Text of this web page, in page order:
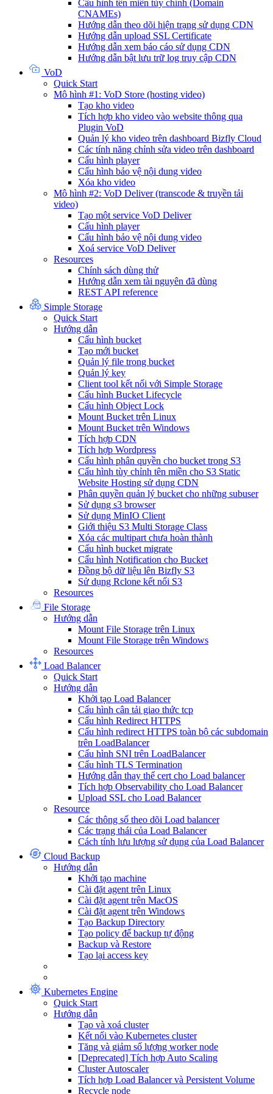
Cấu hình tên miền tùy chỉnh (Domain
CNAMEs)
Hướng dẫn theo dõi hiện trạng sử dụng CDN
Hướng dẫn upload SSL Certificate
Hướng dẫn xem báo cáo sử dụng CDN
Hướng dẫn bật lưu trữ log truy cập CDN
VoD
Quick Start
Mô hình #1: VoD Store (hosting video)
Tạo kho video
Tích hợp kho video vào website thông qua
Plugin VoD
Quản lý kho video trên dashboard Bizfly Cloud
Các tính năng chỉnh sửa video trên dashboard
Cấu hình player
Cấu hình bảo vệ nội dung video
Xóa kho video
Mô hình #2: VoD Deliver (transcode & truyền tải
video)
Tạo một service VoD Deliver
Cấu hình player
Cấu hình bảo vệ nội dung video
Xoá service VoD Deliver
Resources
Chính sách dùng thử
Hướng dẫn xem tài nguyên đã dùng
REST API reference
Simple Storage
Quick Start
Hướng dẫn
Cấu hình bucket
Tạo mới bucket
Quản lý file trong bucket
Quản lý key
Client tool kết nối với Simple Storage
Cấu hình Bucket Lifecycle
Cấu hình Object Lock
Mount Bucket trên Linux
Mount Bucket trên Windows
Tích hợp CDN
Tích hợp Wordpress
Cấu hình phân quyền cho bucket trong S3
Cấu hình tùy chỉnh tên miền cho S3 Static
Website Hosting sử dụng CDN
Phân quyền quản lý bucket cho những subuser
Sử dụng s3 browser
Sử dụng MinIO Client
Giới thiệu S3 Multi Storage Class
Xóa các multipart chưa hoàn thành
Cấu hình bucket migrate
Cấu hình Notification cho Bucket
Đồng bộ dữ liệu lên Bizfly S3
Sử dụng Rclone kết nối S3
Resources
File Storage
Hướng dẫn
Mount File Storage trên Linux
Mount File Storage trên Windows
Resources
Load Balancer
Quick Start
Hướng dẫn
Khởi tạo Load Balancer
Cấu hình cân tải giao thức tcp
Cấu hình Redirect HTTPS
Cấu hình redirect HTTPS toàn bộ các subdomain
trên LoadBalancer
Cấu hình SNI trên LoadBalancer
Cấu hình TLS Termination
Hướng dẫn thay thế cert cho Load balancer
Tích hợp Observability cho Load Balancer
Upload SSL cho Load Balancer
Resource
Các thông số theo dõi Load balancer
Các trạng thái của Load Balancer
Cách tính lưu lượng sử dụng của Load Balancer
Cloud Backup
Hướng dẫn
Khởi tạo machine
Cài đặt agent trên Linux
Cài đặt agent trên MacOS
Cài đặt agent trên Windows
Tạo Backup Directory
Tạo policy để backup tự động
Backup và Restore
Tạo lại access key
Kubernetes Engine
Quick Start
Hướng dẫn
Tạo và xoá cluster
Kết nối vào Kubernetes cluster
Tăng và giảm số lượng worker node
[Deprecated] Tích hợp Auto Scaling
Cluster Autoscaler
Tích hợp Load Balancer và Persistent Volume
Recycle node